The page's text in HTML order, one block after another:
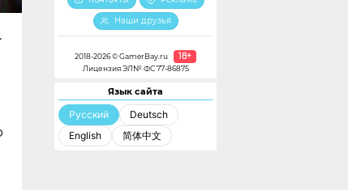
Наши друзья
2018-2026 © GamerBay.ru 18+
Лицензия ЭЛ№ ФС 77-86875
Язык сайта
Русский
Deutsch
English
简体中文